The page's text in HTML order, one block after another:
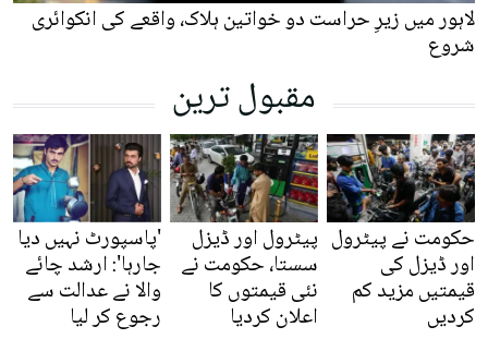
لاہور میں زیرِ حراست دو خواتین ہلاک، واقعے کی انکوائری
شروع
مقبول ترین
حکومت نے پیٹرول
اور ڈیزل کی
قیمتیں مزید کم
کردیں
پیٹرول اور ڈیزل
سستا، حکومت نے
نئی قیمتوں کا
اعلان کردیا
'پاسپورٹ نہیں دیا
جارہا': ارشد چائے
والا نے عدالت سے
رجوع کر لیا